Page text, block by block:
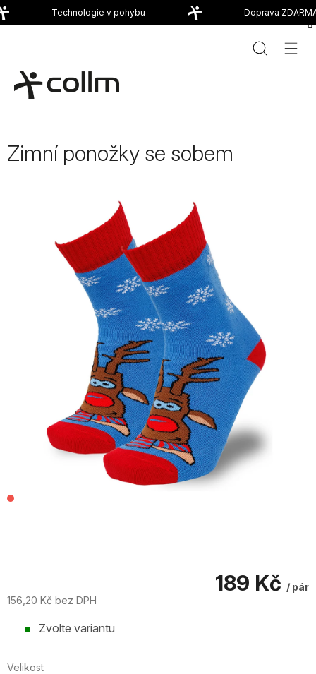
Přejít
na
Technologie v pohybu Doprava
Zimní ponožky se sobem
189 Kč / pár
156,20 Kč bez DPH
cena:
Zvolte variantu
Velikost